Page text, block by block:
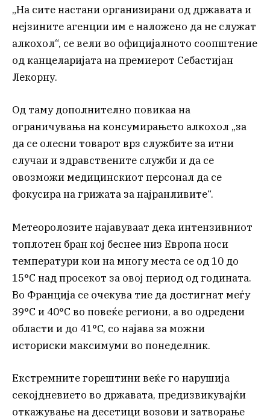
„На сите настани организирани од државата и
нејзините агенции им е наложено да не служат
алкохол“, се вели во официјалното соопштение
од канцеларијата на премиерот Себастијан
Лекорну.
Од таму дополнително повикаа на
ограничувања на консумирањето алкохол „за
да се олесни товарот врз службите за итни
случаи и здравствените служби и да се
овозможи медицинскиот персонал да се
фокусира на грижата за најранливите“.
Метеоролозите најавуваат дека интензивниот
топлотен бран кој беснее низ Европа носи
температури кои на многу места се од 10 до
15°C над просекот за овој период од годината.
Во Франција се очекува тие да достигнат меѓу
39°C и 40°C во повеќе региони, а во одредени
области и до 41°C, со најава за можни
историски максимуми во понеделник.
Екстремните горештини веќе го нарушија
секојдневието во државата, предизвикувајќи
откажување на десетици возови и затворање